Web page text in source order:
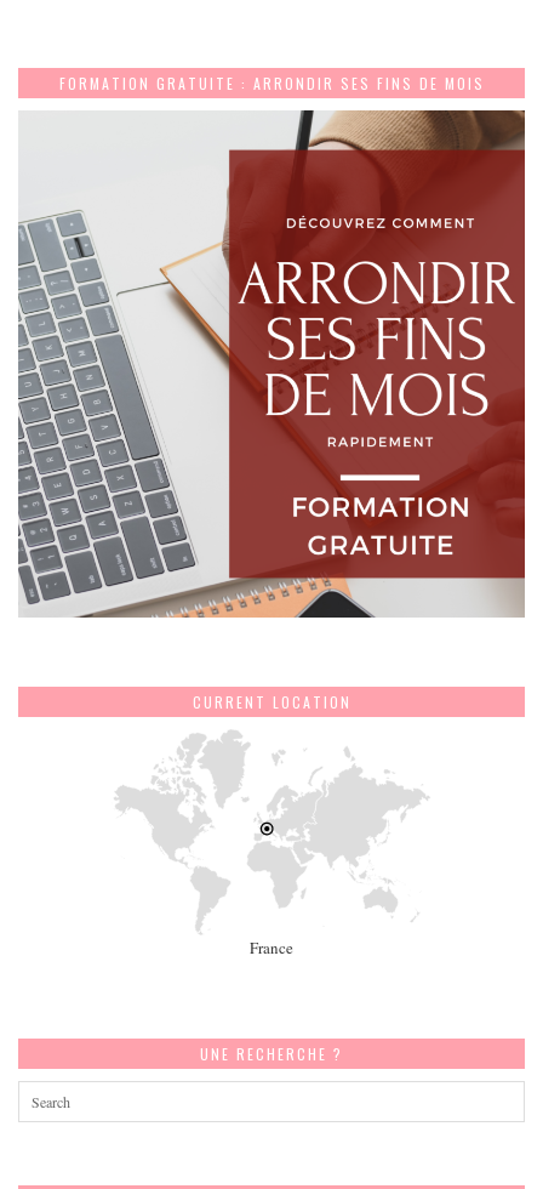
FORMATION GRATUITE : ARRONDIR SES FINS DE MOIS
CURRENT LOCATION
France
UNE RECHERCHE ?